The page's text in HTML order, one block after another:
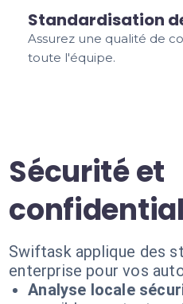
Standardisation
Assurez une qualité de
toute l'équipe.
Sécurité et
Swiftask applique des
enterprise pour vos
Analyse locale